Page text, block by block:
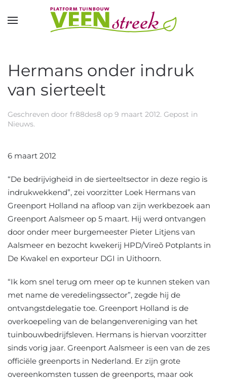
Overslaan en naar de inhoud gaan
Hermans onder indruk
van sierteelt
Geschreven door fr88des8 op 9 maart 2012. Gepost in
Nieuws.
6 maart 2012
“De bedrijvigheid in de sierteeltsector in deze regio is
indrukwekkend”, zei voorzitter Loek Hermans van
Greenport Holland na afloop van zijn werkbezoek aan
Greenport Aalsmeer op 5 maart. Hij werd ontvangen
door onder meer burgemeester Pieter Litjens van
Aalsmeer en bezocht kwekerij HPD/Vireõ Potplants in
De Kwakel en exporteur DGI in Uithoorn.
“Ik kom snel terug om meer op te kunnen steken van
met name de veredelingssector”, zegde hij de
ontvangstdelegatie toe. Greenport Holland is de
overkoepeling van de belangenvereniging van het
tuinbouwbedrijfsleven. Hermans is hiervan voorzitter
sinds vorig jaar. Greenport Aalsmeer is een van de zes
officiële greenports in Nederland. Er zijn grote
overeenkomsten tussen de greenports, maar ook